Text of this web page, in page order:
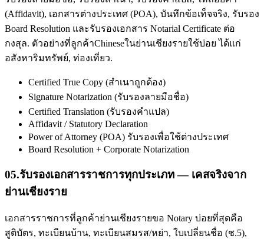
(Affidavit), เอกสารต่างประเทศ (POA), บันทึกข้อเท็จจริง, รับรอง
Board Resolution และรับรองเอกสาร Notarial Certificate ต่อ
กงสุล. ตัวอย่างที่ลูกค้าChineseในย่านเชียงรายใช้บ่อย ได้แก่
อสังหาริมทรัพย์, ท่องเที่ยว.
Certified True Copy (สำเนาถูกต้อง)
Signature Notarization (รับรองลายมือชื่อ)
Certified Translation (รับรองคำแปล)
Affidavit / Statutory Declaration
Power of Attorney (POA) รับรองเพื่อใช้ต่างประเทศ
Board Resolution + Corporate Notarization
05.รับรองเอกสารราชการทุกประเภท — เคสจริงจาก
ย่านเชียงราย
เอกสารราชการที่ลูกค้าย่านเชียงรายขอ Notary บ่อยที่สุดคือ
สูติบัตร, ทะเบียนบ้าน, ทะเบียนสมรส/หย่า, ใบเปลี่ยนชื่อ (ช.5),